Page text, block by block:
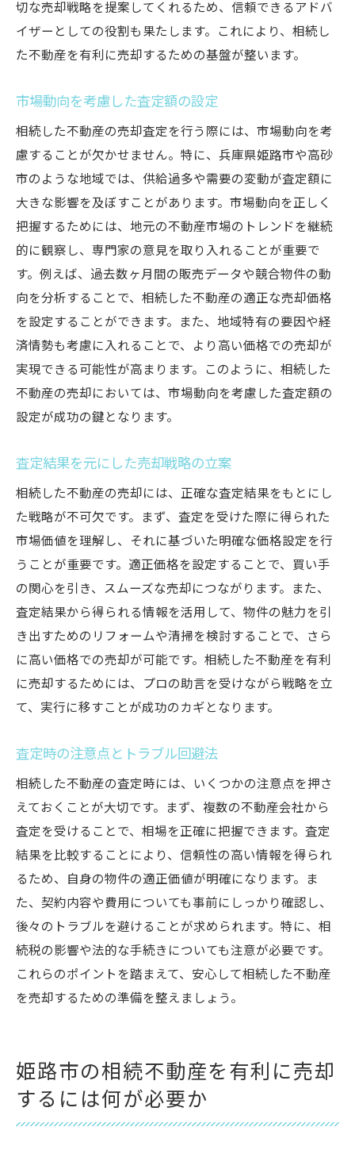
切な売却戦略を提案してくれるため、信頼できるアドバ
イザーとしての役割も果たします。これにより、相続し
た不動産を有利に売却するための基盤が整います。
市場動向を考慮した査定額の設定
相続した不動産の売却査定を行う際には、市場動向を考
慮することが欠かせません。特に、兵庫県姫路市や高砂
市のような地域では、供給過多や需要の変動が査定額に
大きな影響を及ぼすことがあります。市場動向を正しく
把握するためには、地元の不動産市場のトレンドを継続
的に観察し、専門家の意見を取り入れることが重要で
す。例えば、過去数ヶ月間の販売データや競合物件の動
向を分析することで、相続した不動産の適正な売却価格
を設定することができます。また、地域特有の要因や経
済情勢も考慮に入れることで、より高い価格での売却が
実現できる可能性が高まります。このように、相続した
不動産の売却においては、市場動向を考慮した査定額の
設定が成功の鍵となります。
査定結果を元にした売却戦略の立案
相続した不動産の売却には、正確な査定結果をもとにし
た戦略が不可欠です。まず、査定を受けた際に得られた
市場価値を理解し、それに基づいた明確な価格設定を行
うことが重要です。適正価格を設定することで、買い手
の関心を引き、スムーズな売却につながります。また、
査定結果から得られる情報を活用して、物件の魅力を引
き出すためのリフォームや清掃を検討することで、さら
に高い価格での売却が可能です。相続した不動産を有利
に売却するためには、プロの助言を受けながら戦略を立
て、実行に移すことが成功のカギとなります。
査定時の注意点とトラブル回避法
相続した不動産の査定時には、いくつかの注意点を押さ
えておくことが大切です。まず、複数の不動産会社から
査定を受けることで、相場を正確に把握できます。査定
結果を比較することにより、信頼性の高い情報を得られ
るため、自身の物件の適正価値が明確になります。ま
た、契約内容や費用についても事前にしっかり確認し、
後々のトラブルを避けることが求められます。特に、相
続税の影響や法的な手続きについても注意が必要です。
これらのポイントを踏まえて、安心して相続した不動産
を売却するための準備を整えましょう。
姫路市の相続不動産を有利に売却
するには何が必要か